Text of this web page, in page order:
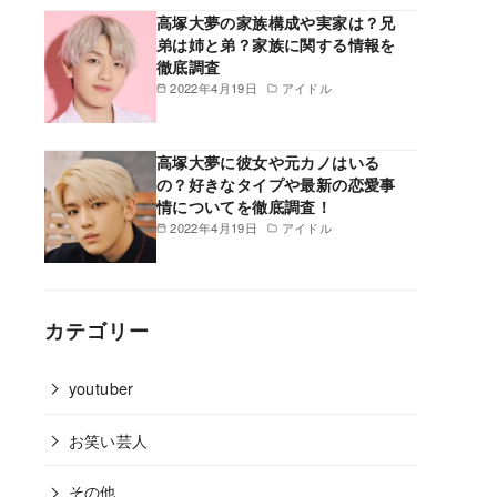
2022年4月19日 アイドル
高塚大夢の家族構成や実家は？兄
弟は姉と弟？家族に関する情報を
徹底調査
2022年4月19日 アイドル
高塚大夢に彼女や元カノはいる
の？好きなタイプや最新の恋愛事
情についてを徹底調査！
カテゴリー
youtuber
お笑い芸人
その他